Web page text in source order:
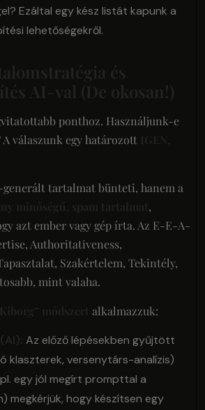
Ezáltal egy kész listát kapunk a
lehetőségekről.
és
AI-val (De okosan!)
ponthoz. Használjunk-e
válaszunk egy határozott
IGEN,
generált tartalmat bünteti, hanem a
minőségű, spam tartalmat ,
azt ember vagy gép írta. Az E-E-A-
Authoritativeness,
Szakértelem, Tekintély,
mint valaha.
módszert
alkalmazzuk:
Az előző lépésekben gyűjtött
klaszterek, versenytárs-analízis)
egy jól megírt prompttal a
megkérjük, hogy készítsen egy